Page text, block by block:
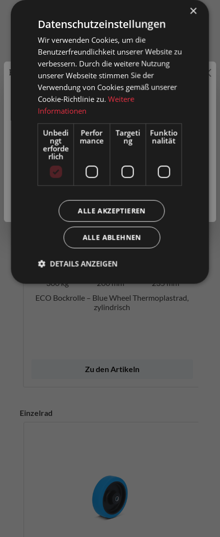
Die Serie im Überblick
Zum Merkzettel hinzufügen
100 kg
300 kg
80 mm
200 mm
235 mm
ECO Bockrolle – Blue Wheel Thermoplastrad,
zylindrisch
Zu den Artikeln
Einzelrad
Preisauszeichnung
Privatkunden können Preise mit MwSt. (brutto) und
Geschäftskunden Preise ohne MwSt. (netto) angezeigt
werden.
Bitte wählen Sie Ihre bevorzugte Einstellung:
Privatkunde
Geschäftskunde( exkl. MwSt. )
×
Datenschutzeinstellungen
Wir verwenden Cookies, um die
Benutzerfreundlichkeit unserer Website zu
verbessern. Durch die weitere Nutzung
unserer Webseite stimmen Sie der
Verwendung von Cookies gemäß unserer
Cookie-Richtlinie zu.Weitere
Informationen
Unbedi
ngt
erforde
rlich
Perfor
mance
Targeti
ng
Funktio
nalität
ALLE AKZEPTIEREN
ALLE ABLEHNEN
DETAILS ANZEIGEN